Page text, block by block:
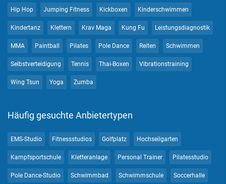
Hip Hop Jumping Fitness Kickboxen Kinderschwimmen
Kindertanz Klettern Krav Maga Kung Fu Leistungsdiagnostik
MMA Paintball Pilates Pole Dance Reiten Schwimmen
Selbstverteidigung Tennis Thai-Boxen Vibrationstraining
Wing Tsun Yoga Zumba
Häufig gesuchte Anbietertypen
EMS-Studio Fitnessstudios Golfplatz Hochseilgarten
Kampfsportschule Kletteranlage Personal Trainer Pilatesstudio
Pole Dance-Studio Schwimmbad Schwimmschule Soccerhalle